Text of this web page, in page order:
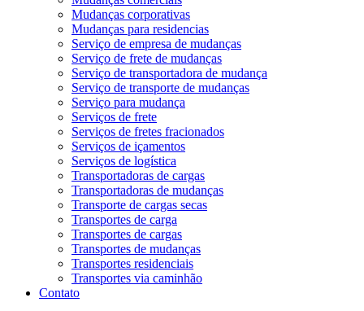
Mudanças corporativas
Mudanças para residencias
Serviço de empresa de mudanças
Serviço de frete de mudanças
Serviço de transportadora de mudança
Serviço de transporte de mudanças
Serviço para mudança
Serviços de frete
Serviços de fretes fracionados
Serviços de içamentos
Serviços de logística
Transportadoras de cargas
Transportadoras de mudanças
Transporte de cargas secas
Transportes de carga
Transportes de cargas
Transportes de mudanças
Transportes residenciais
Transportes via caminhão
Contato